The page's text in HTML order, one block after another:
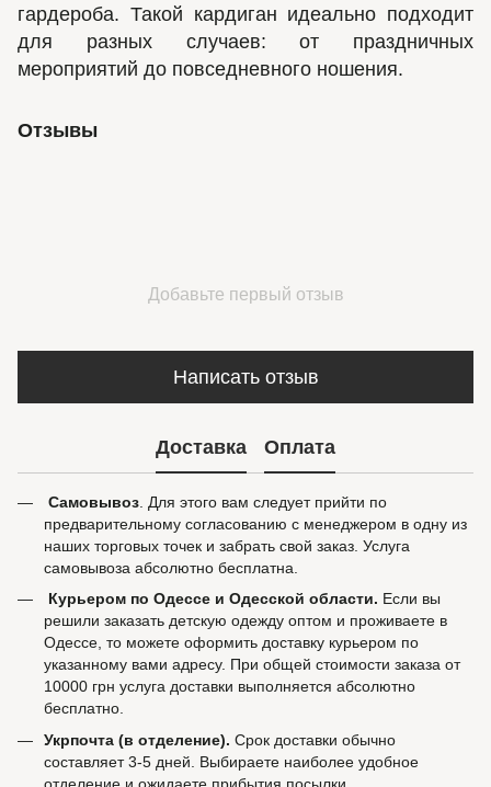
гардероба. Такой кардиган идеально подходит
для разных случаев: от праздничных
мероприятий до повседневного ношения.
Отзывы
Добавьте первый отзыв
Написать отзыв
Доставка Оплата
Самовывоз . Для этого вам следует прийти по
предварительному согласованию с менеджером в одну из
наших торговых точек и забрать свой заказ. Услуга
самовывоза абсолютно бесплатна.
Курьером по Одессе и Одесской области. Если вы
решили заказать детскую одежду оптом и проживаете в
Одессе, то можете оформить доставку курьером по
указанному вами адресу. При общей стоимости заказа от
10000 грн услуга доставки выполняется абсолютно
бесплатно.
Укрпочта (в отделение). Срок доставки обычно
составляет 3-5 дней. Выбираете наиболее удобное